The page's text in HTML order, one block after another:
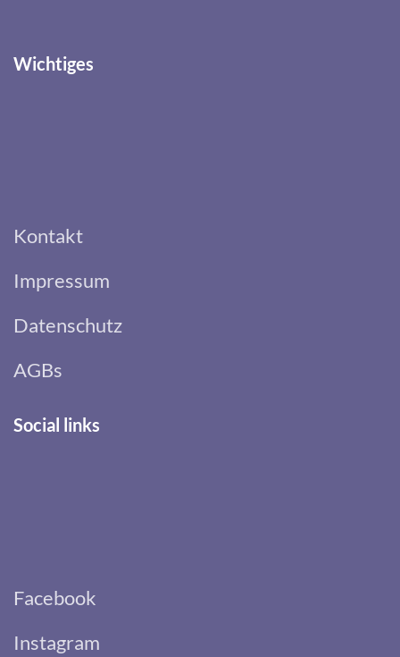
Wichtiges
Kontakt
Impressum
Datenschutz
AGBs
Social links
Facebook
Instagram